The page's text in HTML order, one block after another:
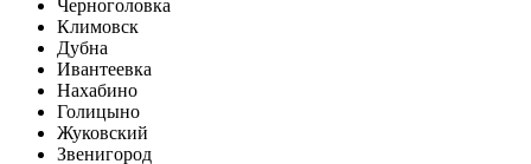
Черноголовка
Климовск
Дубна
Ивантеевка
Нахабино
Голицыно
Жуковский
Звенигород